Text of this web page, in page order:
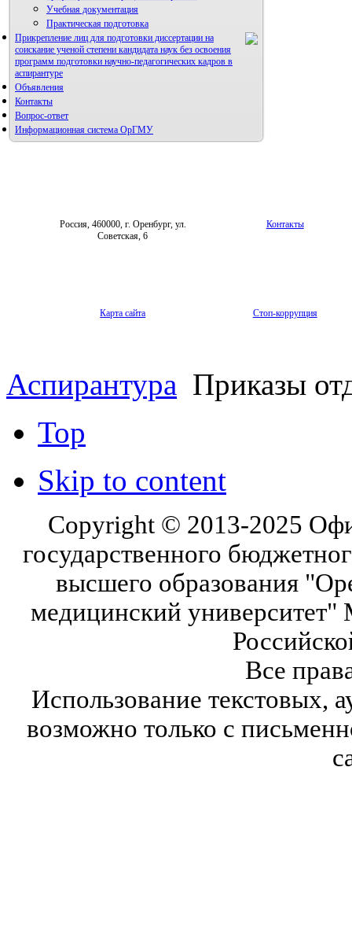
Учебная документация
Практическая подготовка
Прикрепление лиц для подготовки диссертации на
соискание ученой степени кандидата наук без освоения
программ подготовки научно-педагогических кадров в
аспирантуре
Объявления
Контакты
Вопрос-ответ
Информационная система ОрГМУ
Россия, 460000, г. Оренбург, ул.
Советская, 6
Контакты
Карта сайта Стоп-коррупция
Аспирантура Приказы
Top
Skip to content
Copyright © 2013-2025
государственного
высшего образования
медицинский университет"
Все
Использование текстовых,
возможно только с